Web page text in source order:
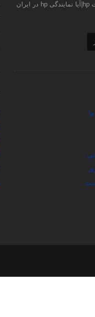
نمایندگی hp|شرکت hp|آیا نمایندگی hp در ایران